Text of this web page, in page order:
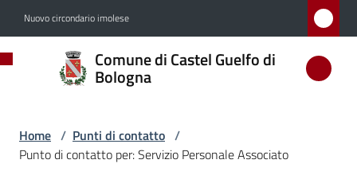
Nuovo circondario imolese
Comune di Castel Guelfo di
Bologna
Comune
di
Guelfo
di
Home / Punti di contatto /
Punto di contatto per: Servizio Personale Associato